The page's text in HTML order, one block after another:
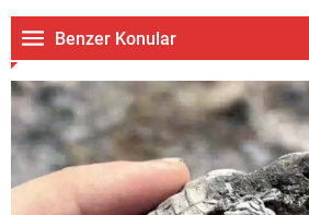
Benzer Konular